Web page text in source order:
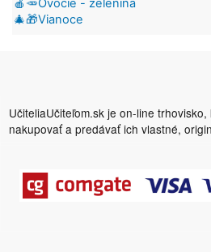
🍎🥕Ovocie - zelenina
🎄🎁Vianoce
UčiteliaUčiteľom.sk je on-line
nakupovať a predávať ich vlastné,